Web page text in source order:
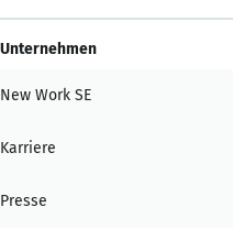
Unternehmen
New Work SE
Karriere
Presse